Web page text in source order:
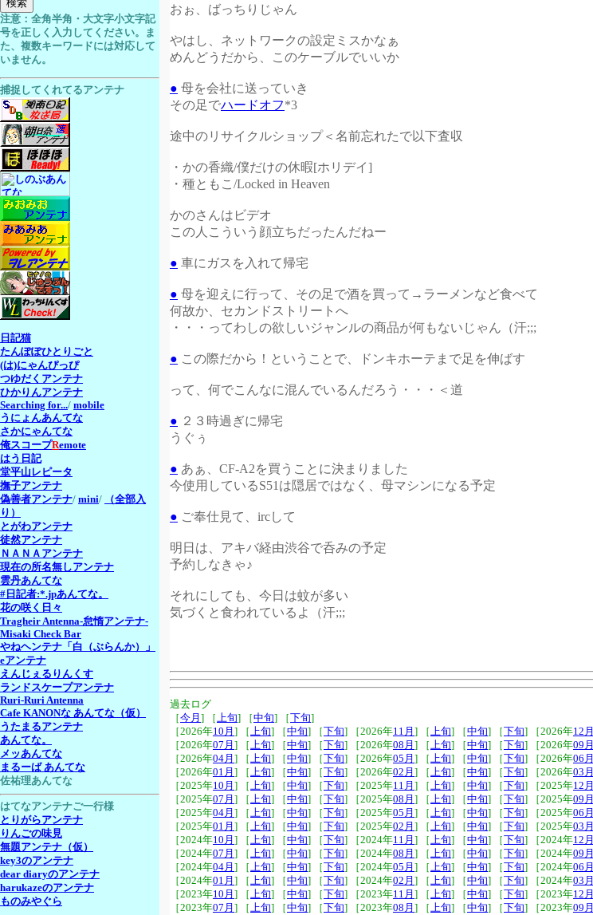
おぉ、ばっちりじゃん
やはし、ネットワークの設定ミスかなぁ
めんどうだから、このケーブルでいいか
● 母を会社に送っていき
その足でハードオフ*3
途中のリサイクルショップ＜名前忘れたで以下査収
・かの香織/僕だけの休暇[ホリデイ]
・種ともこ/Locked in Heaven
かのさんはビデオ
この人こういう顔立ちだったんだねー
● 車にガスを入れて帰宅
● 母を迎えに行って、その足で酒を買って→ラーメンなど食べて
何故か、セカンドストリートへ
・・・ってわしの欲しいジャンルの商品が何もないじゃん（汗;;;
● この際だから！ということで、ドンキホーテまで足を伸ばす
って、何でこんなに混んでいるんだろう・・・＜道
● ２３時過ぎに帰宅
うぐぅ
● あぁ、CF-A2を買うことに決まりました
今使用しているS51は隠居ではなく、母マシンになる予定
● ご奉仕見て、ircして
明日は、アキバ経由渋谷で呑みの予定
予約しなきゃ♪
それにしても、今日は蚊が多い
気づくと食われているよ（汗;;;
過去ログ
［今月 ] ［上旬] ［中旬] ［ 下旬]
［2026年10月 ] ［上旬] ［中旬] ［ 下旬] ［2026年11月 ] ［上旬] ［中旬] ［ 下旬] ［2026年12月
［2026年07月 ] ［上旬] ［中旬] ［ 下旬] ［2026年08月 ] ［上旬] ［中旬] ［ 下旬] ［2026年09月
［2026年04月 ] ［上旬] ［中旬] ［ 下旬] ［2026年05月 ] ［上旬] ［中旬] ［ 下旬] ［2026年06月
［2026年01月 ] ［上旬] ［中旬] ［ 下旬] ［2026年02月 ] ［上旬] ［中旬] ［ 下旬] ［2026年03月
［2025年10月 ] ［上旬] ［中旬] ［ 下旬] ［2025年11月 ] ［上旬] ［中旬] ［ 下旬] ［2025年12月
［2025年07月 ] ［上旬] ［中旬] ［ 下旬] ［2025年08月 ] ［上旬] ［中旬] ［ 下旬] ［2025年09月
［2025年04月 ] ［上旬] ［中旬] ［ 下旬] ［2025年05月 ] ［上旬] ［中旬] ［ 下旬] ［2025年06月
［2025年01月 ] ［上旬] ［中旬] ［ 下旬] ［2025年02月 ] ［上旬] ［中旬] ［ 下旬] ［2025年03月
［2024年10月 ] ［上旬] ［中旬] ［ 下旬] ［2024年11月 ] ［上旬] ［中旬] ［ 下旬] ［2024年12月
［2024年07月 ] ［上旬] ［中旬] ［ 下旬] ［2024年08月 ] ［上旬] ［中旬] ［ 下旬] ［2024年09月
［2024年04月 ] ［上旬] ［中旬] ［ 下旬] ［2024年05月 ] ［上旬] ［中旬] ［ 下旬] ［2024年06月
［2024年01月 ] ［上旬] ［中旬] ［ 下旬] ［2024年02月 ] ［上旬] ［中旬] ［ 下旬] ［2024年03月
［2023年10月 ] ［上旬] ［中旬] ［ 下旬] ［2023年11月 ] ［上旬] ［中旬] ［ 下旬] ［2023年12月
［2023年07月 ] ［上旬] ［中旬] ［ 下旬] ［2023年08月 ] ［上旬] ［中旬] ［ 下旬] ［2023年09月
注意：全角半角・大文字小文字記
号を正しく入力してください。ま
た、複数キーワードには対応して
いません。
捕捉してくれてるアンテナ
日記猫
たんぽぽひとりごと
(は)にゃんぴっぴ
つゆだくアンテナ
ひかりんアンテナ
Searching for.../ mobile
うにょんあんてな
さかにゃんてな
俺スコープRemote
はう日記
堂平山レピータ
撫子アンテナ
偽善者アンテナ/ mini/
（全部入
り）
とがわアンテナ
徒然アンテナ
ＮＡＮＡアンテナ
現在の所名無しアンテナ
雲丹あんてな
#日記者:*.jpあんてな。
花の咲く日々
Tragheir Antenna-怠惰アンテナ-
Misaki Check Bar
やねヘンテナ「白（ぶらんか）」
eアンテナ
えんじぇるりんくす
ランドスケープアンテナ
Ruri-Ruri Antenna
Cafe KANONな あんてな（仮）
うたまるアンテナ
あんてな。
メッあんてな
まるーば あんてな
佐祐理あんてな
はてなアンテナご一行様
とりがらアンテナ
りんごの味見
無題アンテナ（仮）
key3のアンテナ
dear diaryのアンテナ
harukazeのアンテナ
ものみやぐら